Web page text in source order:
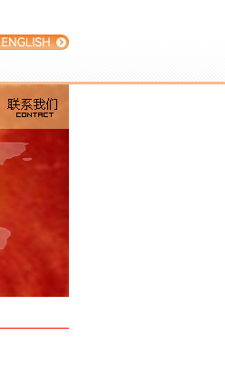
ENGLISH